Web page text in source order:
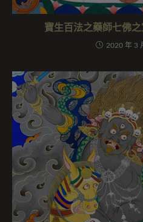
寶生百法之藥師七佛
2020 年 3